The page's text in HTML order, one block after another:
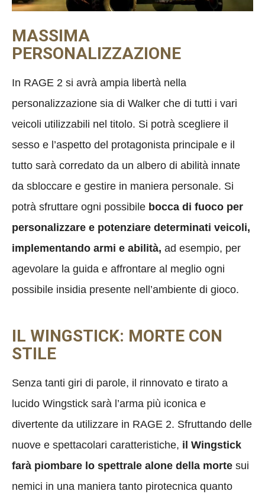
MASSIMA
PERSONALIZZAZIONE
In RAGE 2 si avrà ampia libertà nella
personalizzazione sia di Walker che di tutti i vari
veicoli utilizzabili nel titolo. Si potrà scegliere il
sesso e l’aspetto del protagonista principale e il
tutto sarà corredato da un albero di abilità innate
da sbloccare e gestire in maniera personale. Si
potrà sfruttare ogni possibile bocca di fuoco per
personalizzare e potenziare determinati veicoli,
implementando armi e abilità, ad esempio, per
agevolare la guida e affrontare al meglio ogni
possibile insidia presente nell’ambiente di gioco.
IL WINGSTICK: MORTE CON
STILE
Senza tanti giri di parole, il rinnovato e tirato a
lucido Wingstick sarà l’arma più iconica e
divertente da utilizzare in RAGE 2. Sfruttando delle
nuove e spettacolari caratteristiche, il Wingstick
farà piombare lo spettrale alone della morte sui
nemici in una maniera tanto pirotecnica quanto